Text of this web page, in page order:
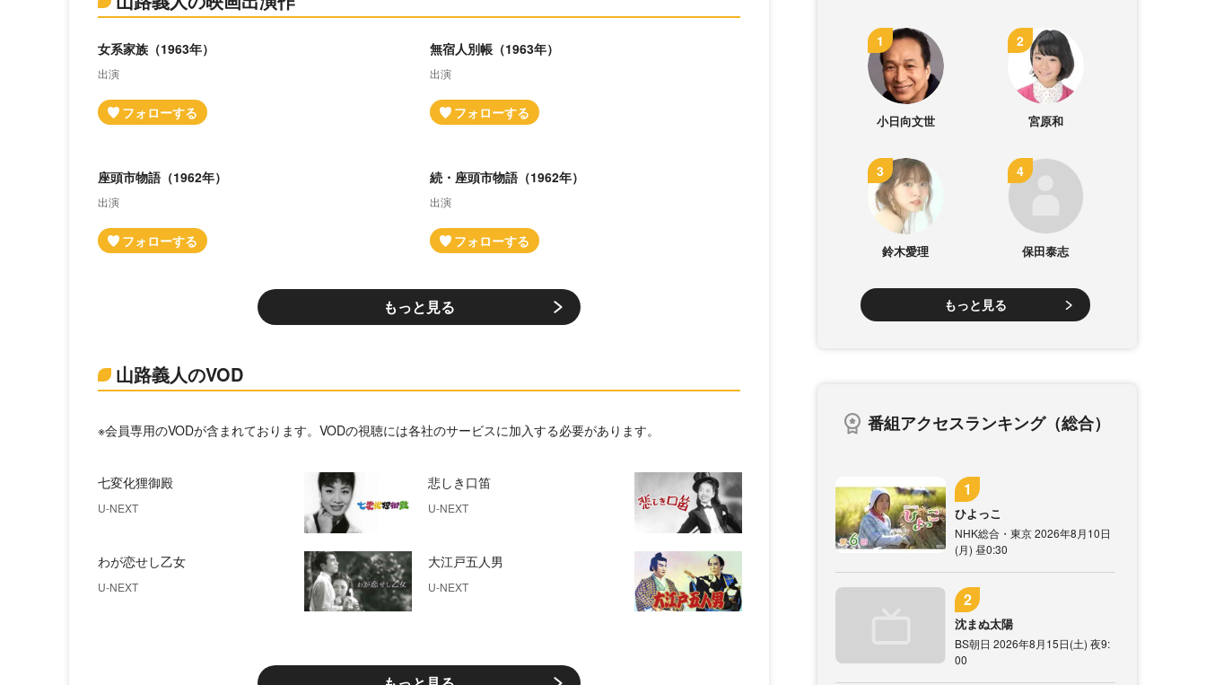
女系家族（1963年）
出演
無宿人別帳（1963年）
出演
座頭市物語（1962年）
出演
続・座頭市物語（1962年）
出演
もっと見る
山路義人のVOD
※会員専用のVODが含まれております。VODの視聴には各社のサービスに加入する必要があります。
七変化狸御殿
U-NEXT
悲しき口笛
U-NEXT
わが恋せし乙女
U-NEXT
大江戸五人男
U-NEXT
小日向文世 宮原和
鈴木愛理 保田泰志
もっと見る
番組アクセスランキング（総合）
ひよっこ
NHK総合・東京 2026年8月10日
(月) 昼0:30
沈まぬ太陽
BS朝日 2026年8月15日(土) 夜9:
00